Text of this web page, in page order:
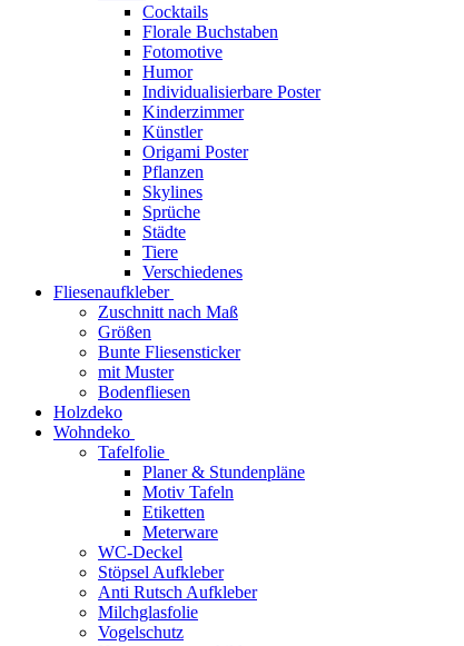
Cocktails
Florale Buchstaben
Fotomotive
Humor
Individualisierbare Poster
Kinderzimmer
Künstler
Origami Poster
Pflanzen
Skylines
Sprüche
Städte
Tiere
Verschiedenes
Fliesenaufkleber
Zuschnitt nach Maß
Größen
Bunte Fliesensticker
mit Muster
Bodenfliesen
Holzdeko
Wohndeko
Tafelfolie
Planer & Stundenpläne
Motiv Tafeln
Etiketten
Meterware
WC-Deckel
Stöpsel Aufkleber
Anti Rutsch Aufkleber
Milchglasfolie
Vogelschutz